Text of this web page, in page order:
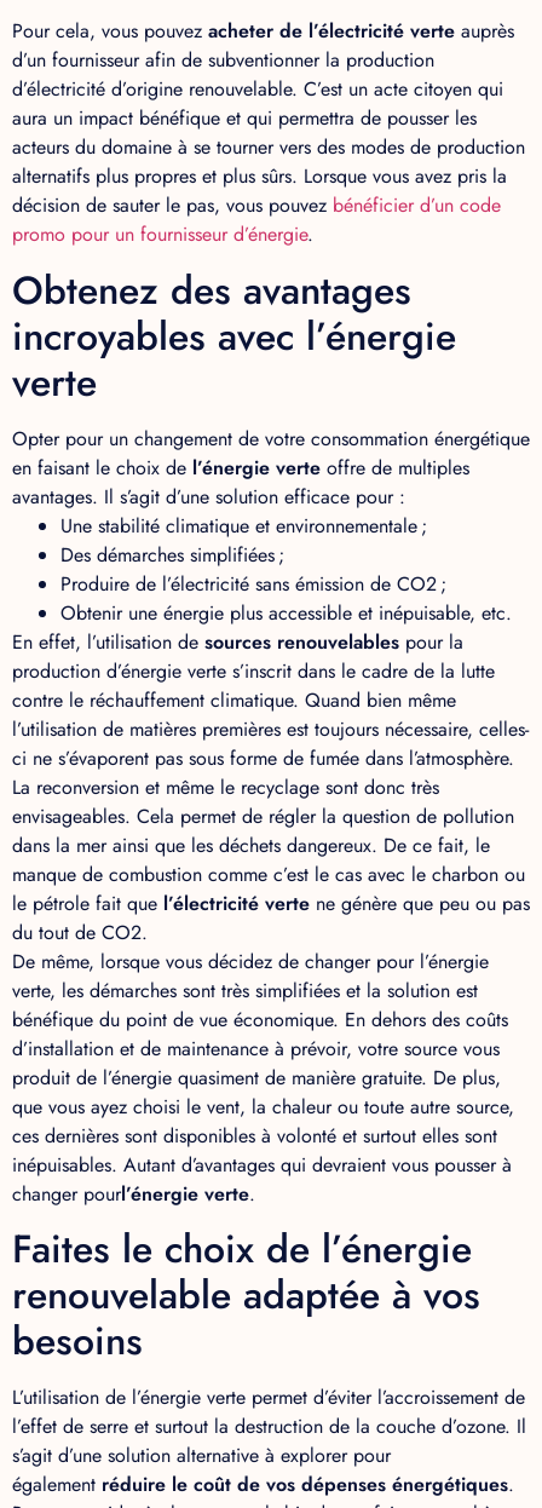
Pour cela, vous pouvez acheter de l’électricité verte auprès
d’un fournisseur afin de subventionner la production
d’électricité d’origine renouvelable. C’est un acte citoyen qui
aura un impact bénéfique et qui permettra de pousser les
acteurs du domaine à se tourner vers des modes de production
alternatifs plus propres et plus sûrs. Lorsque vous avez pris la
décision de sauter le pas, vous pouvez bénéficier d’un code
promo pour un fournisseur d’énergie.
Obtenez des avantages
incroyables avec l’énergie
verte
Opter pour un changement de votre consommation énergétique
en faisant le choix de l’énergie verte offre de multiples
avantages. Il s’agit d’une solution efficace pour :
Une stabilité climatique et environnementale ;
Des démarches simplifiées ;
Produire de l’électricité sans émission de CO2 ;
Obtenir une énergie plus accessible et inépuisable, etc.
En effet, l’utilisation de sources renouvelables pour la
production d’énergie verte s’inscrit dans le cadre de la lutte
contre le réchauffement climatique. Quand bien même
l’utilisation de matières premières est toujours nécessaire, celles-
ci ne s’évaporent pas sous forme de fumée dans l’atmosphère.
La reconversion et même le recyclage sont donc très
envisageables. Cela permet de régler la question de pollution
dans la mer ainsi que les déchets dangereux. De ce fait, le
manque de combustion comme c’est le cas avec le charbon ou
le pétrole fait que l’électricité verte ne génère que peu ou pas
du tout de CO2.
De même, lorsque vous décidez de changer pour l’énergie
verte, les démarches sont très simplifiées et la solution est
bénéfique du point de vue économique. En dehors des coûts
d’installation et de maintenance à prévoir, votre source vous
produit de l’énergie quasiment de manière gratuite. De plus,
que vous ayez choisi le vent, la chaleur ou toute autre source,
ces dernières sont disponibles à volonté et surtout elles sont
inépuisables. Autant d’avantages qui devraient vous pousser à
changer pourl’énergie verte.
Faites le choix de l’énergie
renouvelable adaptée à vos
besoins
L’utilisation de l’énergie verte permet d’éviter l’accroissement de
l’effet de serre et surtout la destruction de la couche d’ozone. Il
s’agit d’une solution alternative à explorer pour
également réduire le coût de vos dépenses énergétiques.